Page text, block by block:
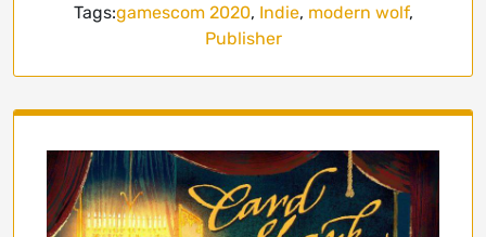
Tags:gamescom 2020, Indie, modern wolf,
Publisher